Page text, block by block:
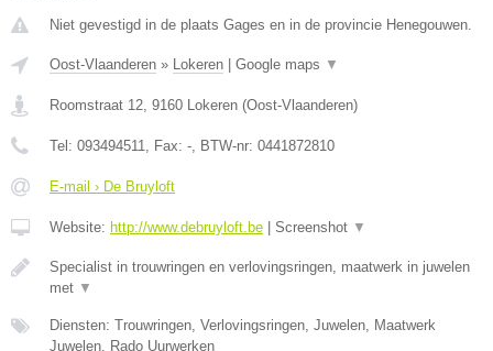
Niet gevestigd in de plaats Gages en in de provincie Henegouwen.
Oost-Vlaanderen » Lokeren Google maps ▼
Roomstraat 12, 9160 Lokeren (Oost-Vlaanderen)
Tel: 093494511, Fax: -, BTW-nr: 0441872810
E-mail › De Bruyloft
Website: http://www.debruyloft.be Screenshot ▼
Specialist in trouwringen en verlovingsringen, maatwerk in juwelen
met ▼
Diensten: Trouwringen, Verlovingsringen, Juwelen, Maatwerk
Juwelen, Rado Uurwerken